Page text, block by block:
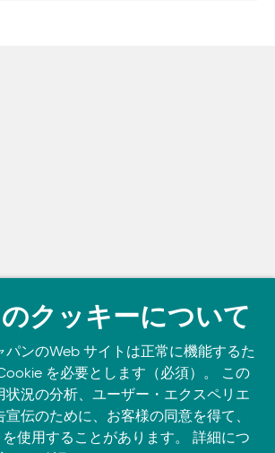
and learn anywhere, anytime on your
クッキーについて
パンのWeb サイトは正常に機能するた
を必要とします（必須）。 この
状況の分析、ユーザー・エクスペリエ
伝のために、お客様の同意を得て、
使用することがあります。 詳細につ